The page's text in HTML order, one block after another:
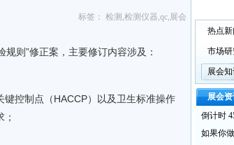
标签： 检测 ,检测仪器,qc,展会
规则”修正案，主要修订内容涉及：
控制点（HACCP）以及卫生标准操作
热点新
市场研
展会知
展会
倒计时
如果你